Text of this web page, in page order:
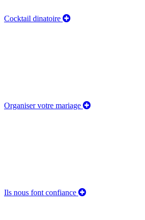
Cocktail dinatoire
Organiser votre mariage
Ils nous font confiance